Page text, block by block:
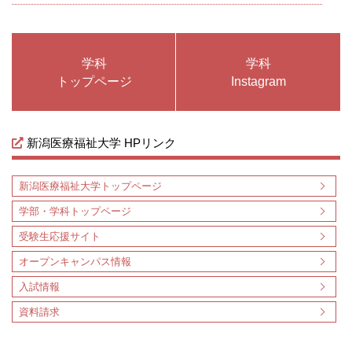
学科
トップページ
学科
Instagram
新潟医療福祉大学 HPリンク
新潟医療福祉大学トップページ
学部・学科トップページ
受験生応援サイト
オープンキャンパス情報
入試情報
資料請求